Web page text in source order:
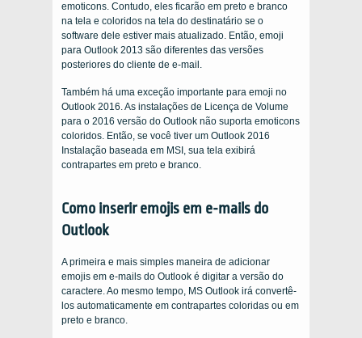
emoticons. Contudo, eles ficarão em preto e branco
na tela e coloridos na tela do destinatário se o
software dele estiver mais atualizado. Então, emoji
para Outlook 2013 são diferentes das versões
posteriores do cliente de e-mail.
Também há uma exceção importante para emoji no
Outlook 2016. As instalações de Licença de Volume
para o 2016 versão do Outlook não suporta emoticons
coloridos. Então, se você tiver um Outlook 2016
Instalação baseada em MSI, sua tela exibirá
contrapartes em preto e branco.
Como inserir emojis em e-mails do
Outlook
A primeira e mais simples maneira de adicionar
emojis em e-mails do Outlook é digitar a versão do
caractere. Ao mesmo tempo, MS Outlook irá convertê-
los automaticamente em contrapartes coloridas ou em
preto e branco.